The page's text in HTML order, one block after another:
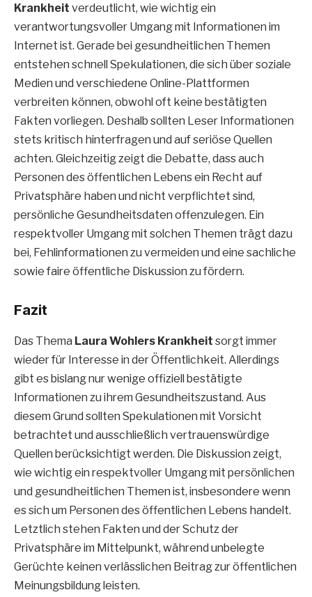
Krankheit verdeutlicht, wie wichtig ein
verantwortungsvoller Umgang mit Informationen im
Internet ist. Gerade bei gesundheitlichen Themen
entstehen schnell Spekulationen, die sich über soziale
Medien und verschiedene Online-Plattformen
verbreiten können, obwohl oft keine bestätigten
Fakten vorliegen. Deshalb sollten Leser Informationen
stets kritisch hinterfragen und auf seriöse Quellen
achten. Gleichzeitig zeigt die Debatte, dass auch
Personen des öffentlichen Lebens ein Recht auf
Privatsphäre haben und nicht verpflichtet sind,
persönliche Gesundheitsdaten offenzulegen. Ein
respektvoller Umgang mit solchen Themen trägt dazu
bei, Fehlinformationen zu vermeiden und eine sachliche
sowie faire öffentliche Diskussion zu fördern.
Fazit
Das Thema Laura Wohlers Krankheit sorgt immer
wieder für Interesse in der Öffentlichkeit. Allerdings
gibt es bislang nur wenige offiziell bestätigte
Informationen zu ihrem Gesundheitszustand. Aus
diesem Grund sollten Spekulationen mit Vorsicht
betrachtet und ausschließlich vertrauenswürdige
Quellen berücksichtigt werden. Die Diskussion zeigt,
wie wichtig ein respektvoller Umgang mit persönlichen
und gesundheitlichen Themen ist, insbesondere wenn
es sich um Personen des öffentlichen Lebens handelt.
Letztlich stehen Fakten und der Schutz der
Privatsphäre im Mittelpunkt, während unbelegte
Gerüchte keinen verlässlichen Beitrag zur öffentlichen
Meinungsbildung leisten.